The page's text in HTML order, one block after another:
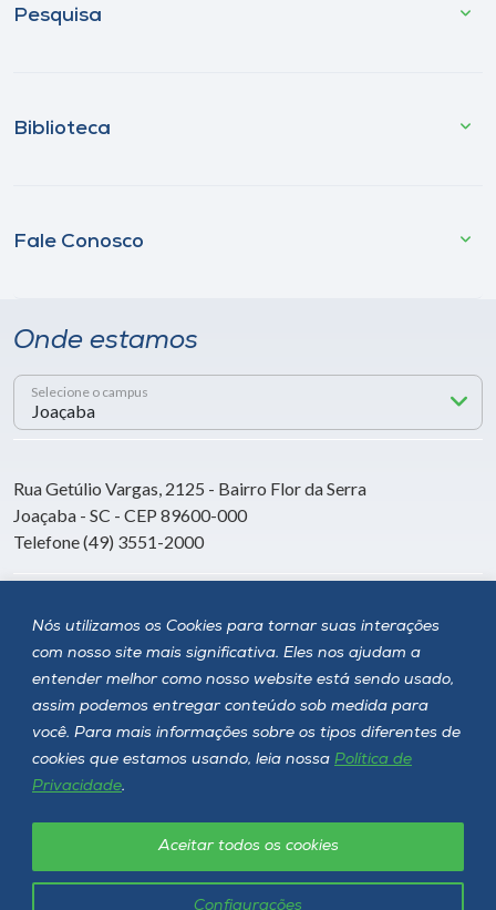
Nós utilizamos os Cookies para tornar suas interações
com nosso site mais significativa. Eles nos ajudam a
entender melhor como nosso website está sendo usado,
assim podemos entregar conteúdo sob medida para
você. Para mais informações sobre os tipos diferentes de
cookies que estamos usando, leia nossa Política de
Privacidade.
Configurações
Aceitar todos os cookies
Pesquisa
Biblioteca
Fale Conosco
Onde estamos
Selecione o campus
Rua Getúlio Vargas, 2125 - Bairro Flor da Serra
Joaçaba - SC - CEP 89600-000
Telefone (49) 3551-2000
Siga a Unoesc
Unoesc © 2026 - Todos os direitos reservados
Política de privacidade LGPD